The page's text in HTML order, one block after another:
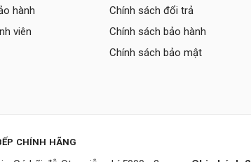
hành
viên
Chính sách đổi trả
Chính sách bảo hành
Chính sách bảo mật
CHÍNH HÃNG